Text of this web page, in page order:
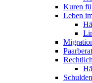
Kuren
Leben
Schulden